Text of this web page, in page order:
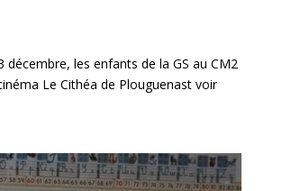
décembre, les enfants de la GS au CM2
Le Cithéa de Plouguenast voir